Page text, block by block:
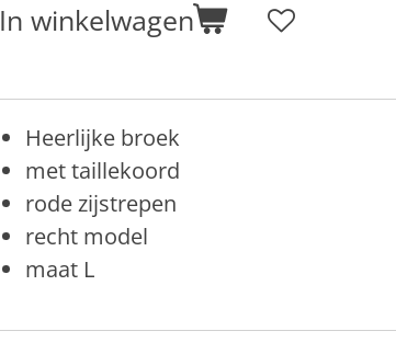
In winkelwagen
Heerlijke broek
met taillekoord
rode zijstrepen
recht model
maat L